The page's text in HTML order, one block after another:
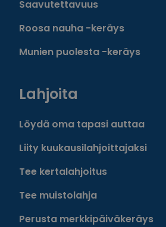
Saavutettavuus
Roosa nauha -keräys
Munien puolesta -keräys
Lahjoita
Löydä oma tapasi auttaa
Liity kuukausilahjoittajaksi
Tee kertalahjoitus
Tee muistolahja
Perusta merkkipäiväkeräys